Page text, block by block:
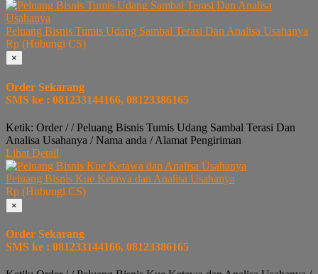
Peluang Bisnis Tumis Udang Sambal Terasi Dan Analisa Usahanya
Rp (Hubungi CS)
×
Order Sekarang
SMS ke : 081233144166, 08123386165
Ketik: Order / / Peluang Bisnis Tumis Udang Sambal Terasi Dan
Analisa Usahanya / Nama anda / Alamat Pengiriman
Lihat Detail
Peluang Bisnis Kue Ketawa dan Analisa Usahanya
Rp (Hubungi CS)
×
Order Sekarang
SMS ke : 081233144166, 08123386165